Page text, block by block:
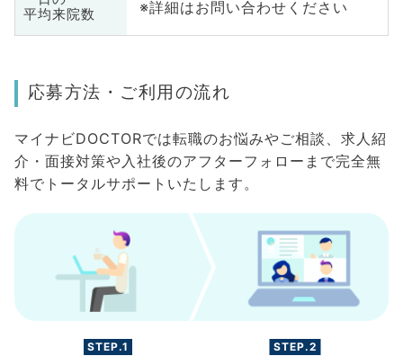
平均来院数
※詳細はお問い合わせください
応募方法・ご利用の流れ
マイナビDOCTORでは転職のお悩みやご相談、求人紹
介・面接対策や入社後のアフターフォローまで完全無
料でトータルサポートいたします。
STEP.1 STEP.2